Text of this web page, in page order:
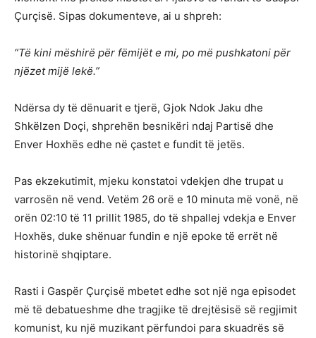
Çurçisë. Sipas dokumenteve, ai u shpreh:
“Të kini mëshirë për fëmijët e mi, po më pushkatoni për
njëzet mijë lekë.”
Ndërsa dy të dënuarit e tjerë, Gjok Ndok Jaku dhe
Shkëlzen Doçi, shprehën besnikëri ndaj Partisë dhe
Enver Hoxhës edhe në çastet e fundit të jetës.
Pas ekzekutimit, mjeku konstatoi vdekjen dhe trupat u
varrosën në vend. Vetëm 26 orë e 10 minuta më vonë, në
orën 02:10 të 11 prillit 1985, do të shpallej vdekja e Enver
Hoxhës, duke shënuar fundin e një epoke të errët në
historinë shqiptare.
Rasti i Gaspër Çurçisë mbetet edhe sot një nga episodet
më të debatueshme dhe tragjike të drejtësisë së regjimit
komunist, ku një muzikant përfundoi para skuadrës së